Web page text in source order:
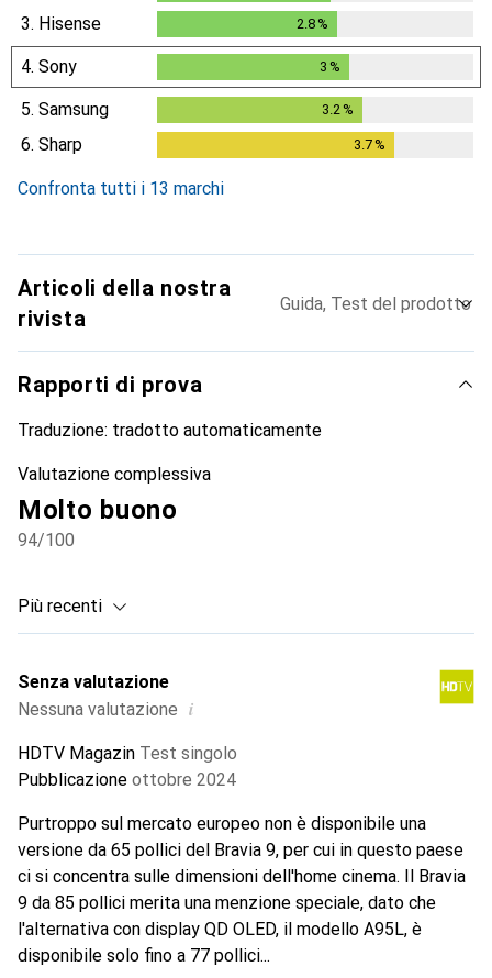
3. Hisense 2.8%
4. Sony 3 %
5. Samsung 3.2 %
6. Sharp 3.7%
Confronta tutti i 13 marchi
Articoli della nostra
rivista
Guida, Test del prodotto
Rapporti di prova
Traduzione: tradotto automaticamente
Valutazione complessiva
Molto buono
94/100
Più recenti
Senza valutazione
Nessuna valutazione i
HDTV Magazin Test singolo
Pubblicazione ottobre 2024
Purtroppo sul mercato europeo non è disponibile una
versione da 65 pollici del Bravia 9, per cui in questo paese
ci si concentra sulle dimensioni dell'home cinema. Il Bravia
9 da 85 pollici merita una menzione speciale, dato che
l'alternativa con display QD OLED, il modello A95L, è
disponibile solo fino a 77 pollici...